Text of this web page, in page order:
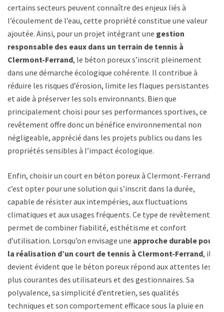
certains secteurs peuvent connaître des enjeux liés à
l’écoulement de l’eau, cette propriété constitue une valeur
ajoutée. Ainsi, pour un projet intégrant une gestion
responsable des eaux dans un terrain de tennis à
Clermont-Ferrand, le béton poreux s’inscrit pleinement
dans une démarche écologique cohérente. Il contribue à
réduire les risques d’érosion, limite les flaques persistantes
et aide à préserver les sols environnants. Bien que
principalement choisi pour ses performances sportives, ce
revêtement offre donc un bénéfice environnemental non
négligeable, apprécié dans les projets publics ou dans les
propriétés sensibles à l’impact écologique.
Enfin, choisir un court en béton poreux à Clermont-Ferrand,
c’est opter pour une solution qui s’inscrit dans la durée,
capable de résister aux intempéries, aux fluctuations
climatiques et aux usages fréquents. Ce type de revêtement
permet de combiner fiabilité, esthétisme et confort
d’utilisation. Lorsqu’on envisage une approche durable pour
la réalisation d’un court de tennis à Clermont-Ferrand, il
devient évident que le béton poreux répond aux attentes les
plus courantes des utilisateurs et des gestionnaires. Sa
polyvalence, sa simplicité d’entretien, ses qualités
techniques et son comportement efficace sous la pluie en